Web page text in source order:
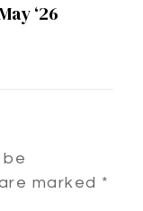
‘26
be
marked *